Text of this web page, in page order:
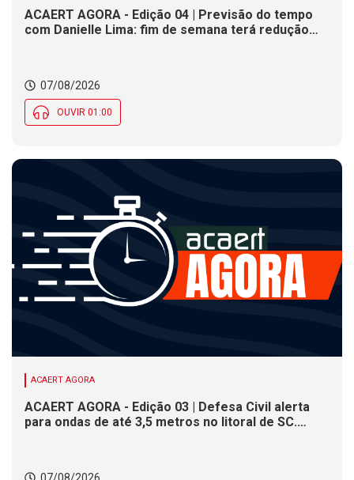
ACAERT AGORA - Edição 04 | Previsão do tempo
com Danielle Lima: fim de semana terá redução
07/08/2026
OUVIR 01:00
ACAERT AGORA
ACAERT AGORA - Edição 03 | Defesa Civil alerta
para ondas de até 3,5 metros no litoral de SC.